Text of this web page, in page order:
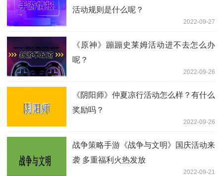
活动规则是什么呢？
2022-09-27
《原神》蹦蹦史莱姆活动进不去怎么办
呢？
2022-09-26
《阴阳师》仲夏凉行活动怎么样？有什么
奖励吗？
2022-09-26
战争策略手游《战争与文明》国庆活动来
袭 多重福利火热发放
2022-09-21